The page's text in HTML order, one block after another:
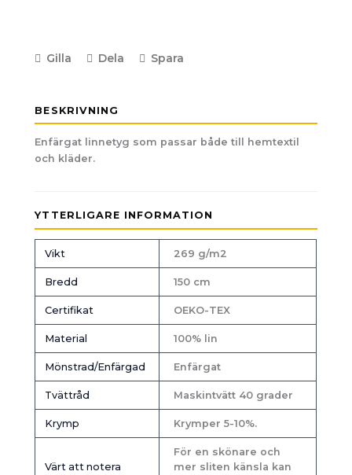
Gilla Dela Spara
BESKRIVNING
Enfärgat linnetyg som passar både till hemtextil
och kläder.
YTTERLIGARE INFORMATION
Vikt 269 g/m2
Bredd 150 cm
Certifikat OEKO-TEX
Material 100% lin
Mönstrad/Enfärgad Enfärgat
Tvättråd Maskintvätt 40 grader
Krymp Krymper 5-10%.
Värt att notera
För en skönare och
mer sliten känsla kan